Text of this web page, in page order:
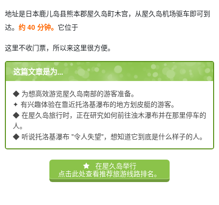
地址是日本鹿儿岛县熊本郡屋久岛町木宫，从屋久岛机场驱车即可到
达。 约 40 分钟。 它位于
这里不收门票，所以来这里很方便。
这篇文章是为...
◆ 为想高效游览屋久岛南部的游客准备。
✦ 有兴趣体验在靠近托洛基瀑布的地方划皮艇的游客。
◆ 在屋久岛旅行时，正在研究如何前往浊木瀑布并在那里停车的
人。
◆ 听说托洛基瀑布 "令人失望"，想知道它到底是什么样子的人。
在屋久岛举行
点击此处查看推荐旅游线路排名。